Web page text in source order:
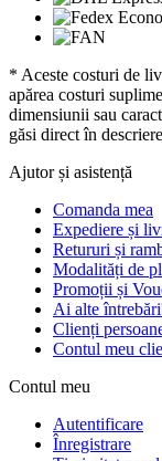
* Aceste costuri de
apărea costuri
dimensiunii sau
găsi direct în
Ajutor și asistență
Comanda mea
Expediere și
Retururi și
Modalități de
Promoții și
Ai alte
Clienți
Contul meu
Contul meu
Autentificare
Înregistrare